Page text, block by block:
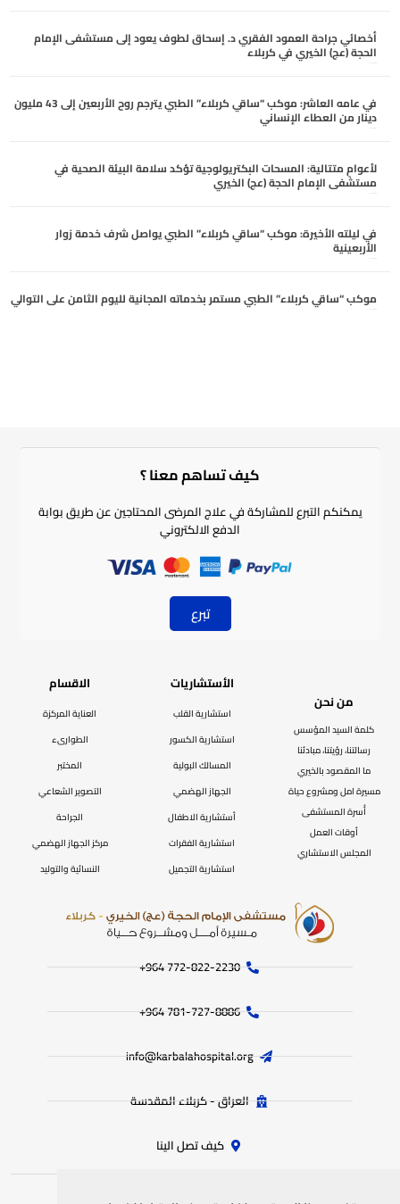
أخصائي جراحة العمود الفقري د. إسحاق لطوف يعود إلى مستشفى الإمام
الحجة (عج) الخيري في كربلاء
أغسطس 6, 2026
في عامه العاشر: موكب “ساقي كربلاء” الطبي يترجم روح الأربعين إلى 43 مليون
دينار من العطاء الإنساني
أغسطس 6, 2026
لأعوامٍ متتالية: المسحات البكتريولوجية تؤكد سلامة البيئة الصحية في
مستشفى الإمام الحجة (عج) الخيري
أغسطس 6, 2026
في ليلته الأخيرة: موكب “ساقي كربلاء” الطبي يواصل شرف خدمة زوار
الأربعينية
أغسطس 5, 2026
موكب “ساقي كربلاء” الطبي مستمر بخدماته المجانية لليوم الثامن على التوالي
أغسطس 5, 2026
772-822-2230‏ 964+
781-727-8886 964+
info@karbalahospital.org
العراق - كربلاء المقدسة
كيف تصل الينا
الاقسام
العناية المركزة
الطوارىء
المختبر
التصوير الشعاعي
الجراحة
مركز الجهاز الهضمي
النسائية والتوليد
الأستشاريات
استشارية القلب
استشارية الكسور
المسالك البولية
الجهاز الهضمي
أستشارية الاطفال
استشارية الفقرات
استشارية التجميل
من نحن
كلمة السيد المؤسس
رسالتنا، رؤيتنا، مبادئنا
ما المقصود بالخيري
مسيرة امل ومشروع حياة
أُسرة المستشفى
أوقات العمل
المجلس الاستشاري
كيف تساهم معنا ؟​
يمكنكم التبرع للمشاركة في علاج المرضى المحتاجين عن طريق بوابة
الدفع الالكتروني
تبرع